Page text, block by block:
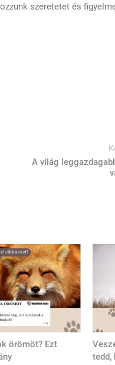
szeretetet és
A világ
örömöt? Ezt
tedd,